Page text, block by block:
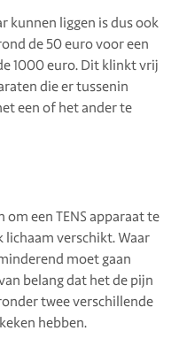
kunnen liggen is dus ook
de 50 euro voor een
1000 euro. Dit klinkt vrij
die er tussenin
een of het ander te
een TENS apparaat te
lichaam verschikt. Waar
moet gaan
belang dat het de pijn
twee verschillende
hebben.